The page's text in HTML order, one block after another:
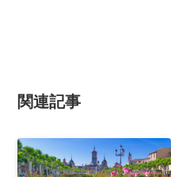
関連記事